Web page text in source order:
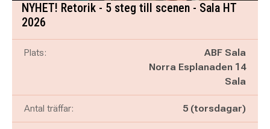
NYHET! Retorik - 5 steg till scenen - Sala HT
2026
Plats:
ABF Sala
Norra Esplanaden 14
Sala
Antal träffar: 5 (torsdagar)